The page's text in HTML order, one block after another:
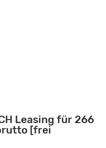
Leasing für 266
[frei